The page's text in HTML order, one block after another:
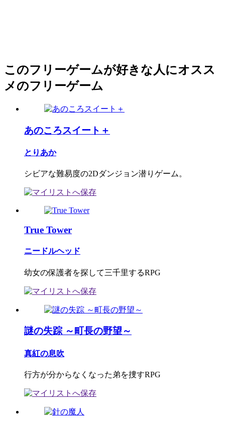
このフリーゲームが好きな人にオスス
メのフリーゲーム
あのころスイート＋
とりあか
シビアな難易度の2Dダンジョン潜りゲーム。
True Tower
ニードルヘッド
幼女の保護者を探して三千里するRPG
謎の失踪 ～町長の野望～
真紅の息吹
行方が分からなくなった弟を捜すRPG